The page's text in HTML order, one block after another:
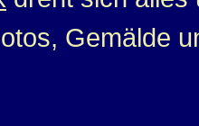
Gemälde